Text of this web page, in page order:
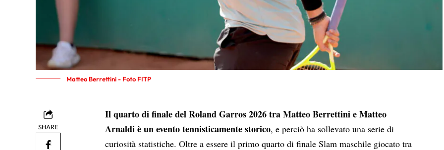
Matteo Berrettini - Foto FITP
SHARE
Il quarto di finale del Roland Garros 2026 tra Matteo Berrettini e Matteo
Arnaldi è un evento tennisticamente storico, e perciò ha sollevato una serie di
curiosità statistiche. Oltre a essere il primo quarto di finale Slam maschile giocato tra